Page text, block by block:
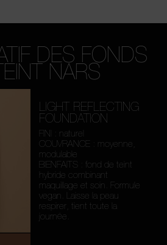
DES FONDS
NARS
LIGHT REFLECTING
FOUNDATION
FINI : naturel
COUVRANCE : moyenne,
modulable
BIENFAITS : fond de teint
hybride combinant
maquillage et soin. Formule
vegan. Laisse la peau
respirer, tient toute la
journée.